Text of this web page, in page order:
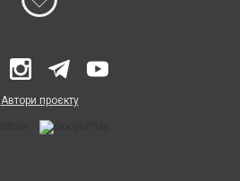
Автори проєкту